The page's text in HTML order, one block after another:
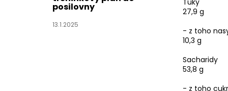
posilovny
13.1.2025
27,9 g
- z toho
10,3 g
Sacharidy
53,8 g
- z toho